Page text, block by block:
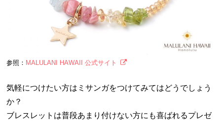
参照： MALULANI HAWAII 公式サイト
気軽につけたい方はミサンガをつけてみてはどうでしょう
か？
ブレスレットは普段あまり付けない方にも喜ばれるプレゼ